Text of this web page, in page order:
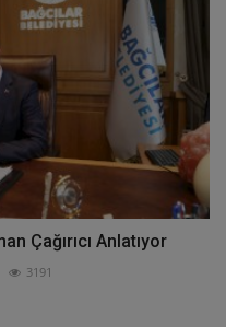
Çağırıcı Anlatıyor
3191